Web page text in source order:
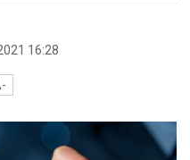
16:28